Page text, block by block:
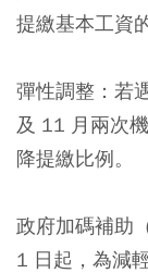
提繳基本工資
彈性調整：若
及 11 月兩次
降提繳比例。
政府加碼補助
1 日起，為減